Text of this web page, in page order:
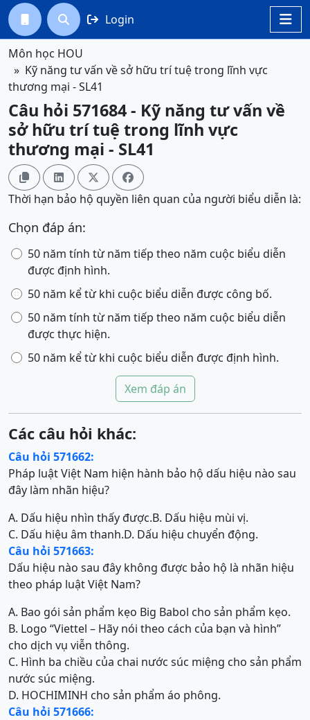

  Login
Môn học HOU
Kỹ năng tư vấn về sở hữu trí tuệ trong lĩnh vực
thương mại - SL41
Câu hỏi 571684 - Kỹ năng tư vấn về
sở hữu trí tuệ trong lĩnh vực
thương mại - SL41
   
Thời hạn bảo hộ quyền liên quan của người biểu diễn là:
Chọn đáp án:
50 năm tính từ năm tiếp theo năm cuộc biểu diễn
được định hình.
50 năm kể từ khi cuộc biểu diễn được công bố.
50 năm tính từ năm tiếp theo năm cuộc biểu diễn
được thực hiện.
50 năm kể từ khi cuộc biểu diễn được định hình.
Xem đáp án
Các câu hỏi khác:
Câu hỏi 571662:
Pháp luật Việt Nam hiện hành bảo hộ dấu hiệu nào sau
đây làm nhãn hiệu?
A. Dấu hiệu nhìn thấy được.B. Dấu hiệu mùi vị.
C. Dấu hiệu âm thanh.D. Dấu hiệu chuyển động.
Câu hỏi 571663:
Dấu hiệu nào sau đây không được bảo hộ là nhãn hiệu
theo pháp luật Việt Nam?
A. Bao gói sản phẩm kẹo Big Babol cho sản phẩm kẹo.
B. Logo “Viettel – Hãy nói theo cách của bạn và hình”
cho dịch vụ viễn thông.
C. Hình ba chiều của chai nước súc miệng cho sản phẩm
nước súc miệng.
D. HOCHIMINH cho sản phẩm áo phông.
Câu hỏi 571666: